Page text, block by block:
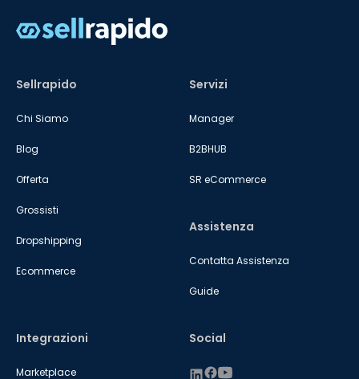
Sellrapido
Chi Siamo
Blog
Offerta
Grossisti
Dropshipping
Ecommerce
Servizi
Manager
B2BHUB
SR eCommerce
Integrazioni
Marketplace
Assistenza
Contatta Assistenza
Guide
Social